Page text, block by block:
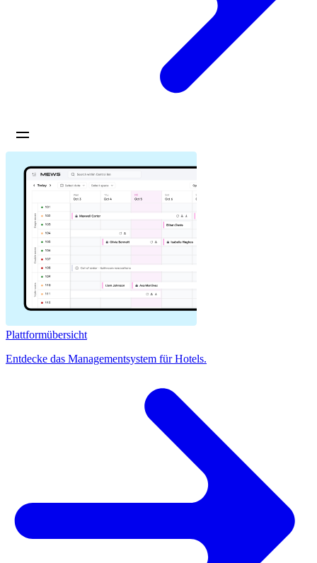
Plattformübersicht
Entdecke das Managementsystem für Hotels.